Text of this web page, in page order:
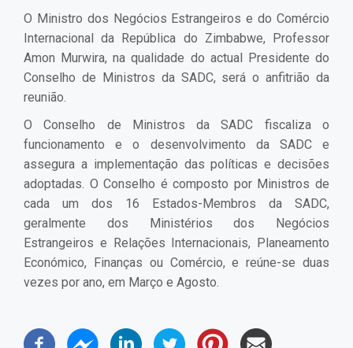
O Ministro dos Negócios Estrangeiros e do Comércio
Internacional da República do Zimbabwe, Professor
Amon Murwira, na qualidade do actual Presidente do
Conselho de Ministros da SADC, será o anfitrião da
reunião.
O Conselho de Ministros da SADC fiscaliza o
funcionamento e o desenvolvimento da SADC e
assegura a implementação das políticas e decisões
adoptadas. O Conselho é composto por Ministros de
cada um dos 16 Estados-Membros da SADC,
geralmente dos Ministérios dos Negócios
Estrangeiros e Relações Internacionais, Planeamento
Económico, Finanças ou Comércio, e reúne-se duas
vezes por ano, em Março e Agosto.